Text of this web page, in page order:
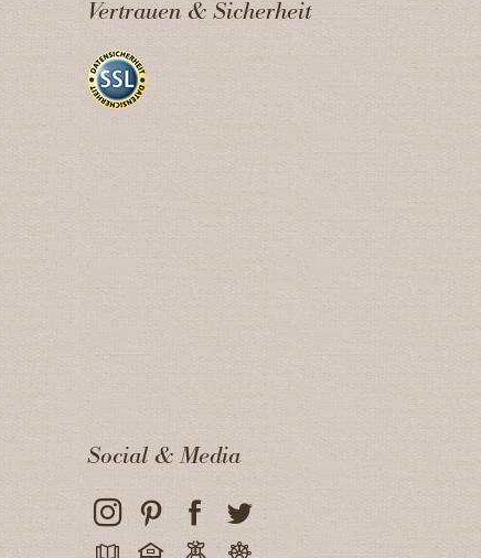
Vertrauen & Sicherheit
Social & Media